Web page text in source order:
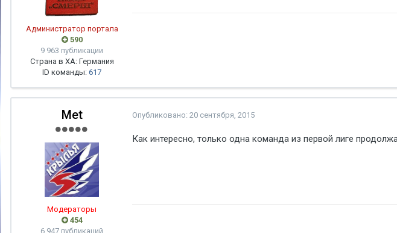
Администратор портала
590
9 963 публикации
Страна в ХА: Германия
ID команды: 617
Met
Модераторы
454
6 947 публикаций
Опубликовано: 20 сентября, 2015
Как интересно, только одна команда из первой лиге